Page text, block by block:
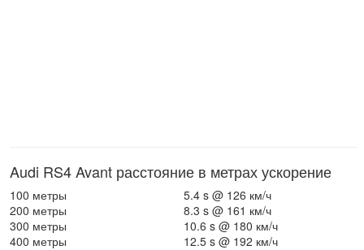
Audi RS4 Avant расстояние в метрах ускорение
100 метры
5.4 s @ 126 км/ч
200 метры
8.3 s @ 161 км/ч
300 метры
10.6 s @ 180 км/ч
400 метры
12.5 s @ 192 км/ч